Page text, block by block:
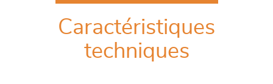
Caractéristiques
techniques